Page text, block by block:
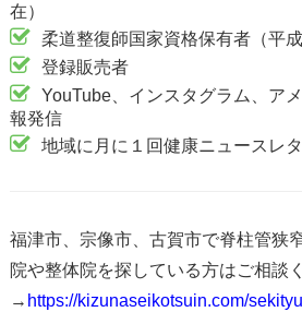
在）
柔道整復師国家資格保有者（平
登録販売者
YouTube、インスタグラム、ア
報発信
地域に月に１回健康ニュースレ
福津市、宗像市、古賀市で脊柱管狭
院や整体院を探している方はご相談
→ https://kizunaseikotsuin.com/